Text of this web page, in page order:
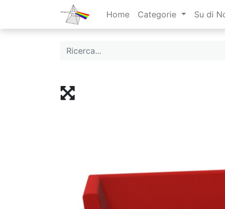
Home Categorie Su di